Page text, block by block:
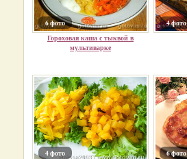
6 фото
Гороховая каша с тыквой в
мультиварке
4 фото
4 фото
6 фото